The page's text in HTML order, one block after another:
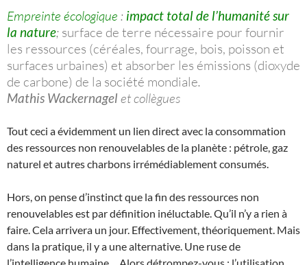
Empreinte écologique : impact total de l’humanité sur
la nature; surface de terre nécessaire pour fournir
les ressources (céréales, fourrage, bois, poisson et
surfaces urbaines) et absorber les émissions (dioxyde
de carbone) de la société mondiale.
Mathis Wackernagel et collègues
Tout ceci a évidemment un lien direct avec la consommation
des ressources non renouvelables de la planète : pétrole, gaz
naturel et autres charbons irrémédiablement consumés.
Hors, on pense d’instinct que la fin des ressources non
renouvelables est par définition inéluctable. Qu’il n’y a rien à
faire. Cela arrivera un jour. Effectivement, théoriquement. Mais
dans la pratique, il y a une alternative. Une ruse de